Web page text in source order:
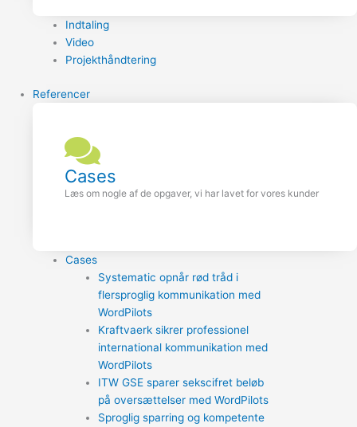
Indtaling
Video
Projekthåndtering
Referencer
Cases
Læs om nogle af de opgaver, vi har lavet for vores kunder
Cases
Systematic opnår rød tråd i
flersproglig kommunikation med
WordPilots
Kraftvaerk sikrer professionel
international kommunikation med
WordPilots
ITW GSE sparer sekscifret beløb
på oversættelser med WordPilots
Sproglig sparring og kompetente